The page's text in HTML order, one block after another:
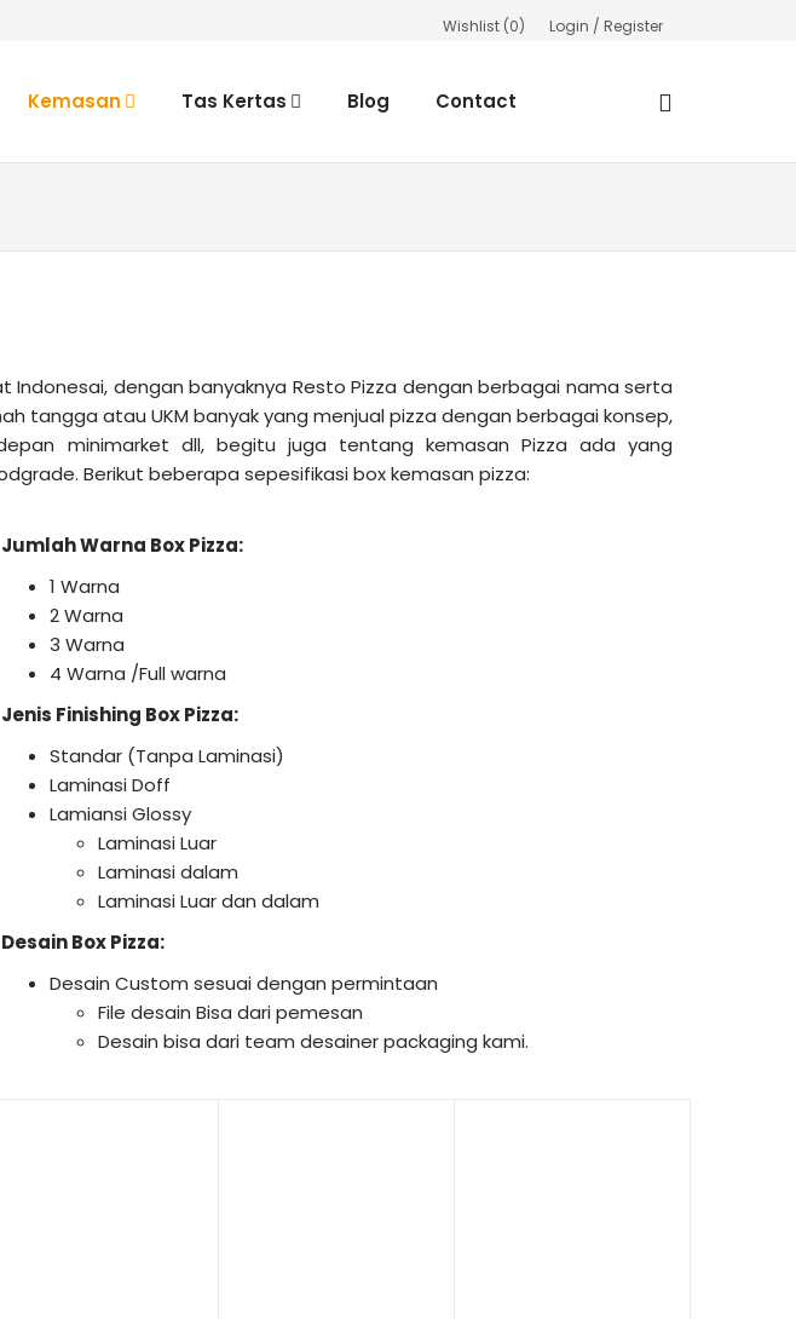
Wishlist (0) Login / Register
Kemasan Tas Kertas Blog Contact
dengan banyaknya Resto Pizza dengan berbagai nama serta
tangga atau UKM banyak yang menjual pizza dengan berbagai konsep,
minimarket dll, begitu juga tentang kemasan Pizza ada yang
Berikut beberapa sepesifikasi box kemasan pizza:
Jumlah Warna Box Pizza:
1 Warna
2 Warna
3 Warna
4 Warna /Full warna
Jenis Finishing Box Pizza:
Standar (Tanpa Laminasi)
Laminasi Doff
Lamiansi Glossy
Laminasi Luar
Laminasi dalam
Laminasi Luar dan dalam
Desain Box Pizza:
Desain Custom sesuai dengan permintaan
File desain Bisa dari pemesan
Desain bisa dari team desainer packaging kami.